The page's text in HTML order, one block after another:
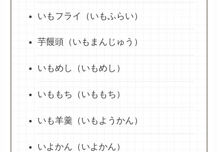
いもフライ（いもふらい）
芋饅頭（いもまんじゅう）
いもめし（いもめし）
いももち（いももち）
いも羊羹（いもようかん）
いよかん（いよかん）